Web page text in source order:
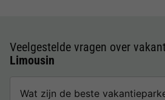
Veelgestelde vragen over
Limousin
Wat zijn de beste